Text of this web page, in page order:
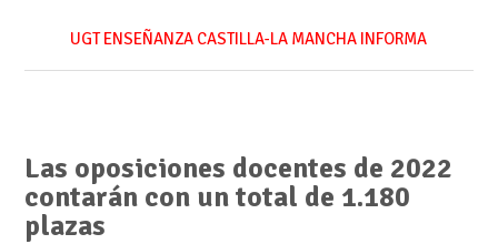
UGT ENSEÑANZA CASTILLA-LA MANCHA INFORMA
Las oposiciones docentes de 2022
contarán con un total de 1.180
plazas